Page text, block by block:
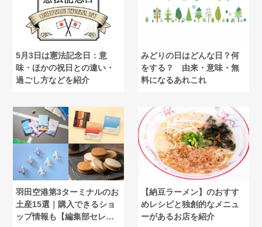
5月3日は憲法記念日：意
味・ほかの祝日との違い・
過ごし方などを紹介
みどりの日はどんな日？何
をする？ 由来・意味・無
料になるあれこれ
羽田空港第3ターミナルのお
土産15選｜購入できるショ
ップ情報も【編集部セレク
【納豆ラーメン】のおすす
めレシピと独創的なメニュ
ーがあるお店を紹介